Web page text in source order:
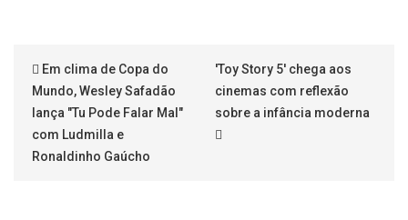
Em clima de Copa do
Mundo, Wesley Safadão
lança "Tu Pode Falar Mal"
com Ludmilla e
Ronaldinho Gaúcho
'Toy Story 5' chega aos
cinemas com reflexão
sobre a infância moderna